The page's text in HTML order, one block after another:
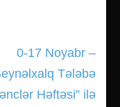
0-17 Noyabr –
Tələbə
Həftəsi” ilə